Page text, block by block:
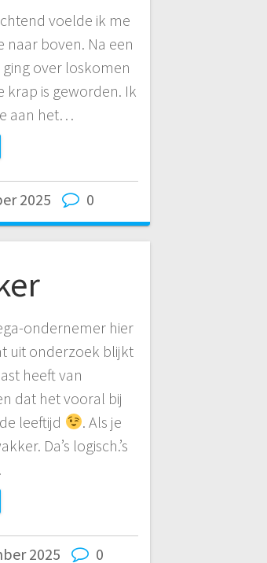
voelde ik me
naar boven. Na een
over loskomen
krap is geworden. Ik
aan het…
2025 0
ondernemer hier
uit onderzoek blijkt
heeft van
dat het vooral bij
leeftijd
. Als je
Da’s logisch.’s
2025 0